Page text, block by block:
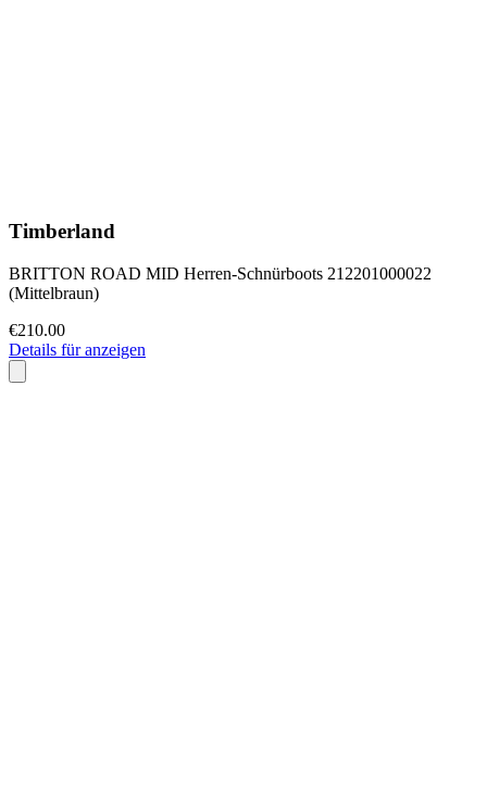
Timberland
BRITTON ROAD MID Herren-Schnürboots 212201000022
(Mittelbraun)
€210.00
Details für anzeigen